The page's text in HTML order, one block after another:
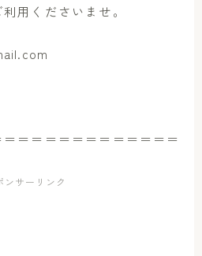
用くださいませ。
＝＝＝＝＝＝＝＝＝＝＝＝
ンサーリンク